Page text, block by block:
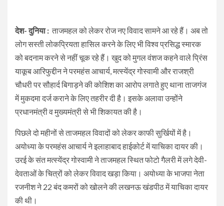
देश- दुनिया : ताजमहल को लेकर रोज नए विवाद सामने आ रहे हैं। अब तो
लोग सस्ती लोकप्रियता हासिल करने के लिए भी विश्व प्रसिद्ध स्मारक
को बदनाम करने से नहीं चूक रहे हैं। खुद को मुगल वंशज कहने वाले प्रिंस
याकूब आरिफुद्दीन ने परमहंस आचार्य, मत्स्येंद्र गोस्वामी और राजश्री
चौधरी पर सौहार्द बिगाड़ने की कोशिश का आरोप लगाते हुए थाना ताजगंज
में मुकदमा दर्ज कराने के लिए तहरीर दी है। इसके अलावा उन्होंने
प्रधानमंत्री व मुख्यमंत्री से भी शिकायत की है।
पिछले दो महीनों से ताजमहल विवादों को लेकर काफी सुर्खियों में है।
अयोध्या के परमहंस आचार्य ने इलाहाबाद हाईकोर्ट में याचिका दायर की।
उरई के संत मत्स्येंद्र गोस्वामी ने ताजमहल स्थित फोटो गैलरी में लगे देवी-
देवताओं के चित्रों को लेकर विवाद खड़ा किया। अयोध्या के भाजपा नेता
रजनीश ने 22 बंद कमरों को खोलने की लखनऊ खंडपीठ में याचिका दायर
की थी।